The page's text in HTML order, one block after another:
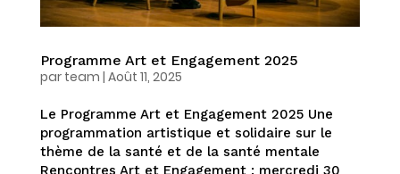
Programme Art et Engagement 2025
par team | Août 11, 2025
Le Programme Art et Engagement 2025 Une
programmation artistique et solidaire sur le
thème de la santé et de la santé mentale
Rencontres Art et Engagement : mercredi 30